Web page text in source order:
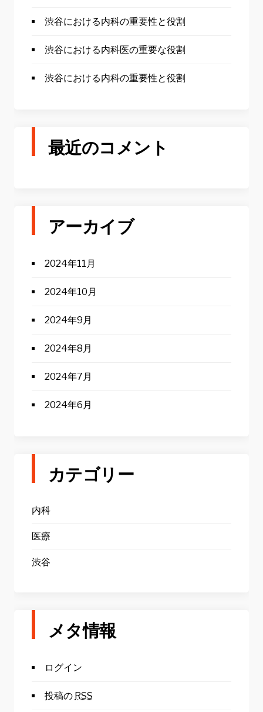
渋谷における内科の重要性と役割
渋谷における内科医の重要な役割
渋谷における内科の重要性と役割
最近のコメント
アーカイブ
2024年11月
2024年10月
2024年9月
2024年8月
2024年7月
2024年6月
カテゴリー
内科
医療
渋谷
メタ情報
ログイン
投稿の RSS